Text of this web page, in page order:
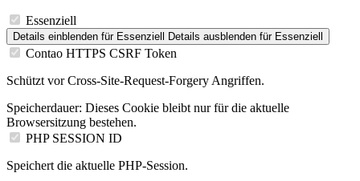
Essenziell
Details einblenden für Essenziell Details ausblenden für Essenziell
Contao HTTPS CSRF Token
Schützt vor Cross-Site-Request-Forgery Angriffen.
Speicherdauer: Dieses Cookie bleibt nur für die aktuelle
Browsersitzung bestehen.
PHP SESSION ID
Speichert die aktuelle PHP-Session.